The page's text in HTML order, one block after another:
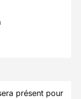
présent pour